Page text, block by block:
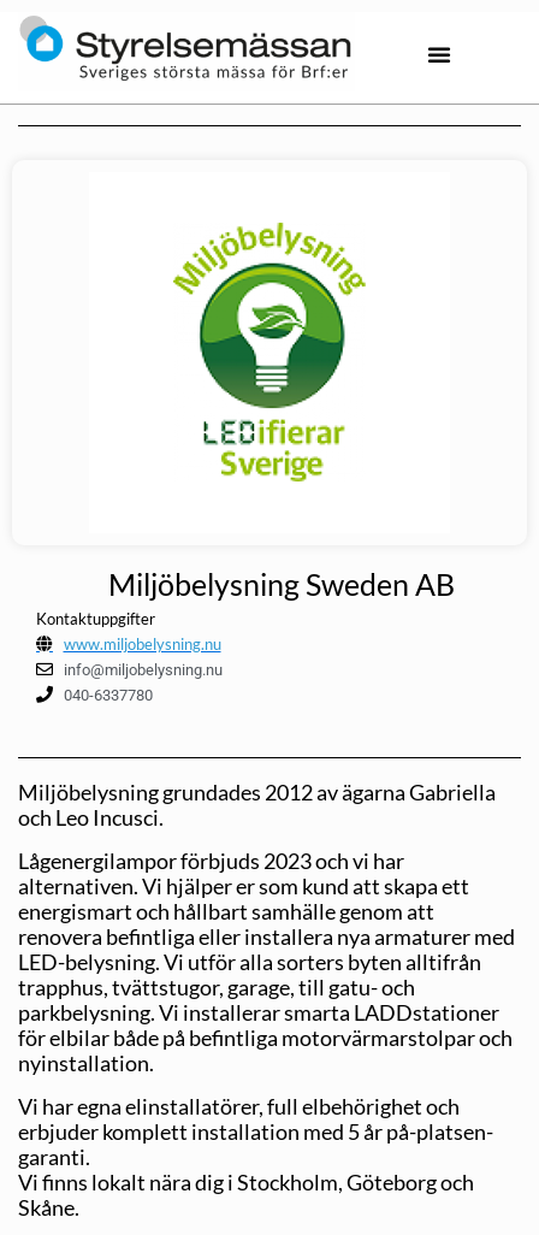
Miljöbelysning Sweden AB
Kontaktuppgifter
www.miljobelysning.nu
info@miljobelysning.nu
040-6337780
Miljöbelysning grundades 2012 av ägarna Gabriella
och Leo Incusci.
Lågenergilampor förbjuds 2023 och vi har
alternativen. Vi hjälper er som kund att skapa ett
energismart och hållbart samhälle genom att
renovera befintliga eller installera nya armaturer med
LED-belysning. Vi utför alla sorters byten alltifrån
trapphus, tvättstugor, garage, till gatu- och
parkbelysning. Vi installerar smarta LADDstationer
för elbilar både på befint­liga motorvärmarstolpar och
nyinstallation.
Vi har egna elinstallatörer, full elbehörighet och
erbjuder komplett installation med 5 år på-platsen-
garanti.
Vi finns lokalt nära dig i Stockholm, Göteborg och
Skåne.